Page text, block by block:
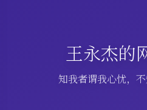
王永杰的
知我者谓我心忧，